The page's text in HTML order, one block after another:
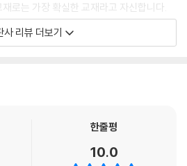
로는 가장 확실한 교재라고 자신합니다.
교정작업을 담당해준 김유정 노무사님께
사 리뷰 더보기
한줄평
10.0